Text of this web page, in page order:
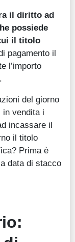
il diritto ad
possiede
il titolo
pagamento il
l’importo
del giorno
in vendita i
incassare il
il titolo
Prima è
data di stacco